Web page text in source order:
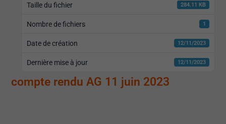
Taille du fichier 284.11 KB
Nombre de fichiers 1
Date de création 12/11/2023
Dernière mise à jour 12/11/2023
compte rendu AG 11 juin 2023